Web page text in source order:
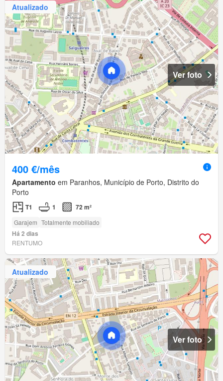
Atualizado
Ver foto
400 €/mês
Apartamento em Paranhos, Município de Porto, Distrito do
Porto
T1 1 72 m²
Garajem Totalmente mobiliado
Há 2 dias
RENTUMO
Atualizado
Ver foto